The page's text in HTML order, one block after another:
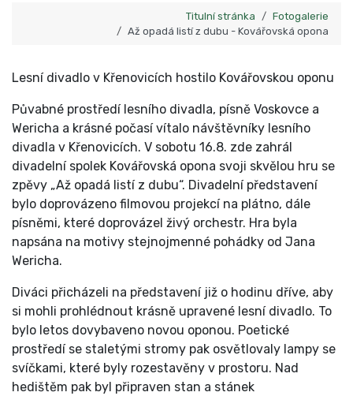
Titulní stránka
Fotogalerie
Až opadá listí z dubu - Kovářovská opona
Lesní divadlo v Křenovicích hostilo Kovářovskou oponu
Půvabné prostředí lesního divadla, písně Voskovce a
Wericha a krásné počasí vítalo návštěvníky lesního
divadla v Křenovicích. V sobotu 16.8. zde zahrál
divadelní spolek Kovářovská opona svoji skvělou hru se
zpěvy „Až opadá listí z dubu“. Divadelní představení
bylo doprovázeno filmovou projekcí na plátno, dále
písněmi, které doprovázel živý orchestr. Hra byla
napsána na motivy stejnojmenné pohádky od Jana
Wericha.
Diváci přicházeli na představení již o hodinu dříve, aby
si mohli prohlédnout krásně upravené lesní divadlo. To
bylo letos dovybaveno novou oponou. Poetické
prostředí se staletými stromy pak osvětlovaly lampy se
svíčkami, které byly rozestavěny v prostoru. Nad
hedištěm pak byl připraven stan a stánek